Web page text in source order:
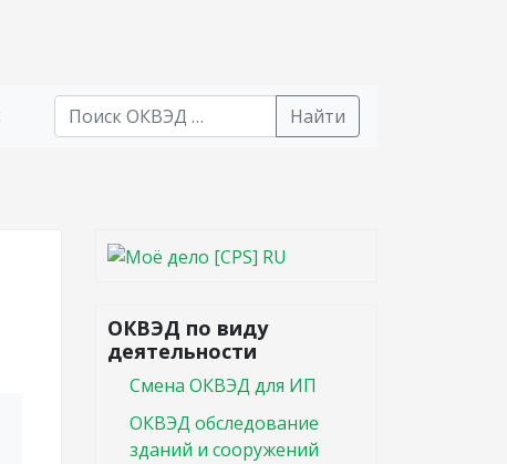
Найти
ОКВЭД по виду
деятельности
Смена ОКВЭД для ИП
ОКВЭД обследование
зданий и сооружений